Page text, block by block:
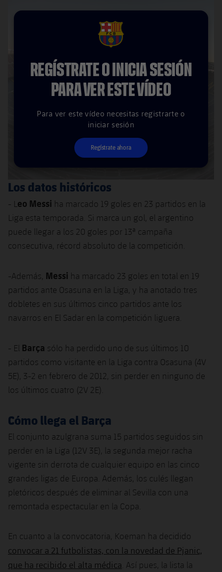
FCB Barcelona badge
REGÍSTRATE O INICIA SESIÓN
PARA VER ESTE VÍDEO
Para ver este vídeo necesitas registrarte o
iniciar sesión
Regístrate ahora
Los datos históricos
- L eo Messi ha marcado 19 goles en 23 partidos en la
Liga esta temporada. Si marca un gol, el argentino
puede llegar a los 20 goles por 13ª campaña
consecutiva, récord absoluto de la competición.
-Además, Messi ha marcado 23 goles en total en 19
partidos ante Osasuna en la Liga, y ha anotado tres
dobletes en sus últimos cinco partidos ante los
navarros en El Sadar en la competición liguera.
- El Barça sólo ha perdido uno de sus últimos 10
partidos como visitante en la Liga contra Osasuna (4V
5E), 3-2 en febrero de 2012, sin perder en ninguno de
los últimos cuatro (2V 2E).
Cómo llega el Barça
El conjunto azulgrana suma 15 partidos seguidos sin
perder en la Liga (12V 3E), la segunda mejor racha
vigente sin derrota de cualquier equipo en las cinco
grandes ligas de Europa. Además, los culés llegan
pletóricos después de eliminar al Sevilla con una
remontada espectacular en la Copa.
En cuanto a la convocatoria, Koeman ha decidido
convocar a 21 futbolistas, con la novedad de Pjanic,
que ha recibido el alta médica . Así pues, la lista la